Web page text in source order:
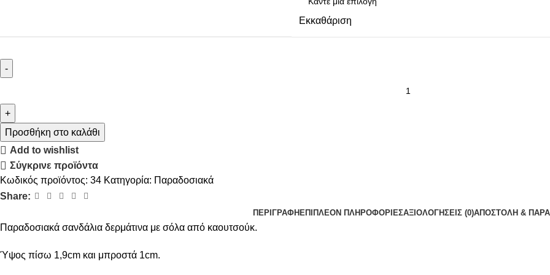
Εκκαθάριση
Προσθήκη στο καλάθι
Add to wishlist
Σύγκρινε προϊόντα
Κωδικός προϊόντος: 34 Κατηγορία: Παραδοσιακά
Share:
ΠΕΡΙΓΡΑΦΉ ΕΠΙΠΛΈΟΝ ΠΛΗΡΟΦΟΡΊΕΣΑΞΙΟΛΟΓΉΣΕΙΣ (0)ΑΠΟΣΤΟΛΉ &
Παραδοσιακά σανδάλια δερμάτινα με σόλα από καουτσούκ.
Ύψος πίσω 1,9cm και μπροστά 1cm.